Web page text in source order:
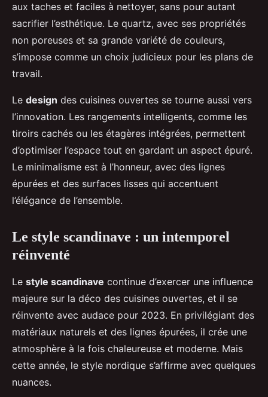
aux taches et faciles à nettoyer, sans pour autant
sacrifier l’esthétique. Le quartz, avec ses propriétés
non poreuses et sa grande variété de couleurs,
s’impose comme un choix judicieux pour les plans de
travail.
Le design des cuisines ouvertes se tourne aussi vers
l’innovation. Les rangements intelligents, comme les
tiroirs cachés ou les étagères intégrées, permettent
d’optimiser l’espace tout en gardant un aspect épuré.
Le minimalisme est à l’honneur, avec des lignes
épurées et des surfaces lisses qui accentuent
l’élégance de l’ensemble.
Le style scandinave : un intemporel
réinventé
Le style scandinave continue d’exercer une influence
majeure sur la déco des cuisines ouvertes, et il se
réinvente avec audace pour 2023. En privilégiant des
matériaux naturels et des lignes épurées, il crée une
atmosphère à la fois chaleureuse et moderne. Mais
cette année, le style nordique s’affirme avec quelques
nuances.